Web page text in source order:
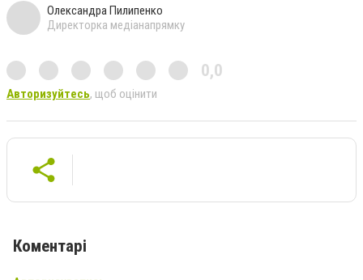
Олександра Пилипенко
Директорка медіанапрямку
0,0
Авторизуйтесь, щоб оцінити
Коментарі